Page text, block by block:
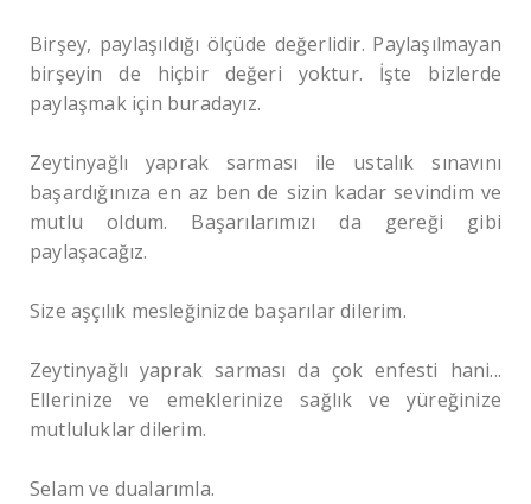
Birşey, paylaşıldığı ölçüde değerlidir. Paylaşılmayan
birşeyin de hiçbir değeri yoktur. İşte bizlerde
paylaşmak için buradayız.
Zeytinyağlı yaprak sarması ile ustalık sınavını
başardığınıza en az ben de sizin kadar sevindim ve
mutlu oldum. Başarılarımızı da gereği gibi
paylaşacağız.
Size aşçılık mesleğinizde başarılar dilerim.
Zeytinyağlı yaprak sarması da çok enfesti hani...
Ellerinize ve emeklerinize sağlık ve yüreğinize
mutluluklar dilerim.
Selam ve dualarımla.